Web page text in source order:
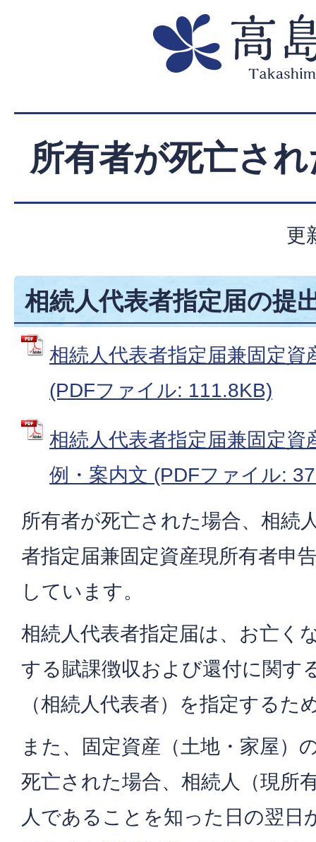
所有者が死亡さ
更
相続人代表者指定届の提
相続人代表者指定届兼固定資
(PDFファイル: 111.8KB)
相続人代表者指定届兼固定資
例・案内文 (PDFファイル:
所有者が死亡された場合、相続
者指定届兼固定資産現所有者申
しています。
相続人代表者指定届は、お亡く
する賦課徴収および還付に関す
（相続人代表者）を指定するた
また、固定資産（土地・家屋）
死亡された場合、相続人（現所
人であることを知った日の翌日